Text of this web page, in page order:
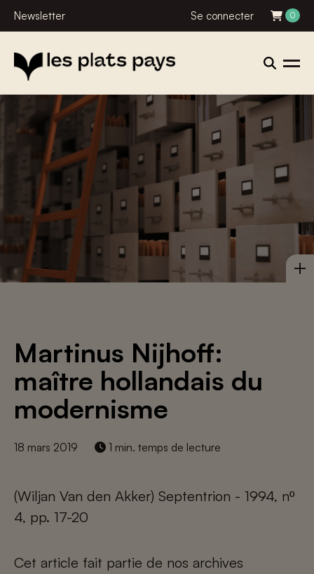
Newsletter Se connecter 0
Martinus Nijhoff:
maître hollandais du
modernisme
18 mars 2019 1 min. temps de lecture
(Wiljan Van den Akker) Septentrion - 1994, nº
4, pp. 17-20
Cet article fait partie de nos archives